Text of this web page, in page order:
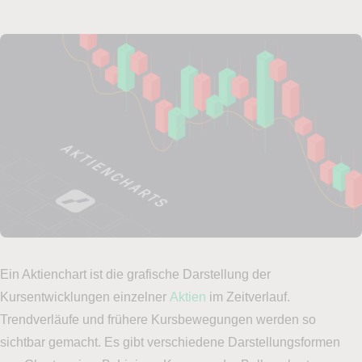
Ein Aktienchart ist die grafische Darstellung der
Kursentwicklungen einzelner Aktien im Zeitverlauf.
Trendverläufe und frühere Kursbewegungen werden so
sichtbar gemacht. Es gibt verschiedene Darstellungsformen